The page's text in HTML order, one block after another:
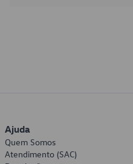
Ajuda
Quem Somos
Atendimento (SAC)